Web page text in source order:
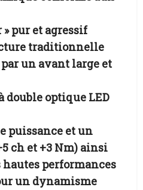
pur et agressif
traditionnelle
un avant large et
double optique LED
puissance et un
ch et +3 Nm) ainsi
hautes performances
un dynamisme